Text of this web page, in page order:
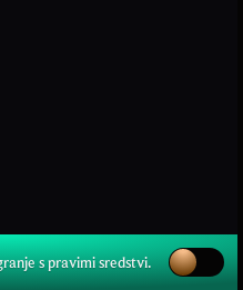
s pravimi sredstvi.